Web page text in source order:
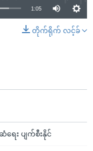
1:05
တိုက်ရိုက် လင့်ခ်
ေး ပျက်စီးနိုင်